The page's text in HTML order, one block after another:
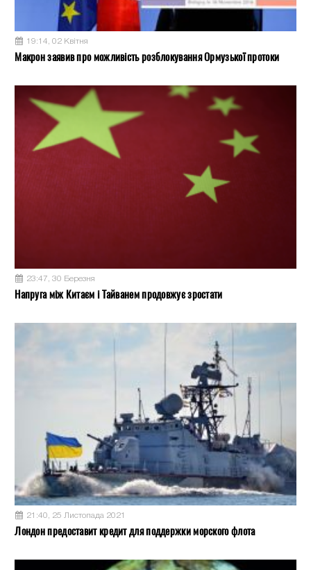
19:14, 02 Квітня
Макрон заявив про можливість розблокування Ормузької протоки
23:47, 30 Березня
Напруга між Китаєм і Тайванем продовжує зростати
21:40, 25 Листопада 2021
Лондон предоставит кредит для поддержки морского флота